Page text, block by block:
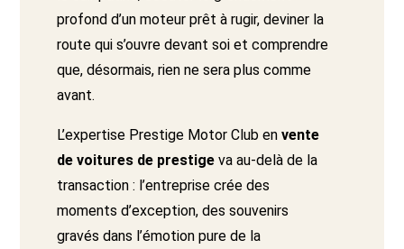
profond d’un moteur prêt à rugir, deviner la
route qui s’ouvre devant soi et comprendre
que, désormais, rien ne sera plus comme
avant.
L’expertise Prestige Motor Club en vente
de voitures de prestigeva au-delà de la
transaction : l’entreprise crée des
moments d’exception, des souvenirs
gravés dans l’émotion pure de la